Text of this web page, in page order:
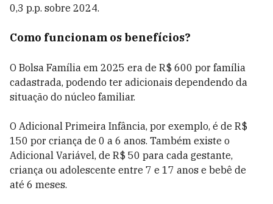
0,3 p.p. sobre 2024.
Como funcionam os benefícios?
O Bolsa Família em 2025 era de R$ 600 por família
cadastrada, podendo ter adicionais dependendo da
situação do núcleo familiar.
O Adicional Primeira Infância, por exemplo, é de R$
150 por criança de 0 a 6 anos. Também existe o
Adicional Variável, de R$ 50 para cada gestante,
criança ou adolescente entre 7 e 17 anos e bebê de
até 6 meses.